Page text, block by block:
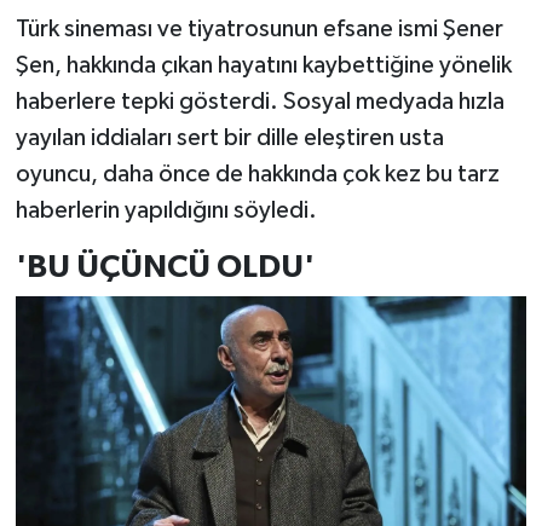
Türk sineması ve tiyatrosunun efsane ismi Şener
Şen, hakkında çıkan hayatını kaybettiğine yönelik
haberlere tepki gösterdi. Sosyal medyada hızla
yayılan iddiaları sert bir dille eleştiren usta
oyuncu, daha önce de hakkında çok kez bu tarz
haberlerin yapıldığını söyledi.
'BU ÜÇÜNCÜ OLDU'